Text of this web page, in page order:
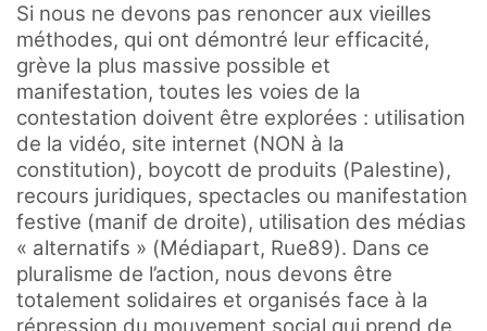
Si nous ne devons pas renoncer aux vieilles
méthodes, qui ont démontré leur efficacité,
grève la plus massive possible et
manifestation, toutes les voies de la
contestation doivent être explorées : utilisation
de la vidéo, site internet (NON à la
constitution), boycott de produits (Palestine),
recours juridiques, spectacles ou manifestation
festive (manif de droite), utilisation des médias
« alternatifs » (Médiapart, Rue89). Dans ce
pluralisme de l’action, nous devons être
totalement solidaires et organisés face à la